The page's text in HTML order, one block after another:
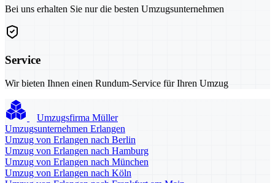
Bei uns erhalten Sie nur die besten Umzugsunternehmen
Service
Wir bieten Ihnen einen Rundum-Service für Ihren Umzug
Umzugsfirma Müller
Umzugsunternehmen Erlangen
Umzug von Erlangen nach Berlin
Umzug von Erlangen nach Hamburg
Umzug von Erlangen nach München
Umzug von Erlangen nach Köln